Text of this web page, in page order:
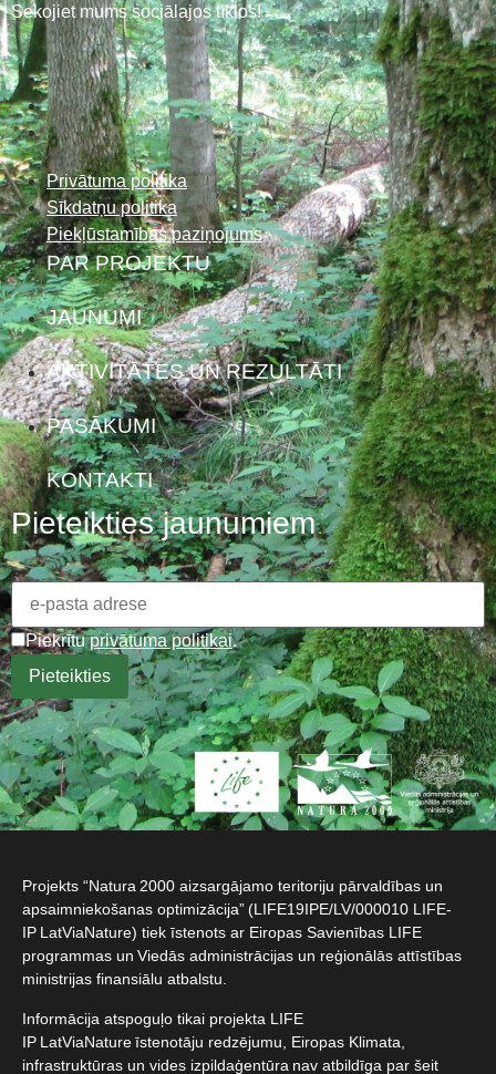
Sekojiet mums sociālajos tīklos!
Privātuma politika
Sīkdatņu politika
Piekļūstamības paziņojums
PAR PROJEKTU
JAUNUMI
AKTIVITĀTES UN REZULTĀTI
PASĀKUMI
KONTAKTI
Pieteikties jaunumiem
Piekrītuprivātuma politikai.
Projekts “Natura 2000 aizsargājamo teritoriju pārvaldības un
apsaimniekošanas optimizācija” (LIFE19IPE/LV/000010 LIFE-
IP LatViaNature) tiek īstenots ar Eiropas Savienības LIFE
programmas un Viedās administrācijas un reģionālās attīstības
ministrijas finansiālu atbalstu.​
Informācija atspoguļo tikai projekta LIFE
IP LatViaNature īstenotāju redzējumu, Eiropas Klimata,
infrastruktūras un vides izpildaģentūra nav atbildīga par šeit